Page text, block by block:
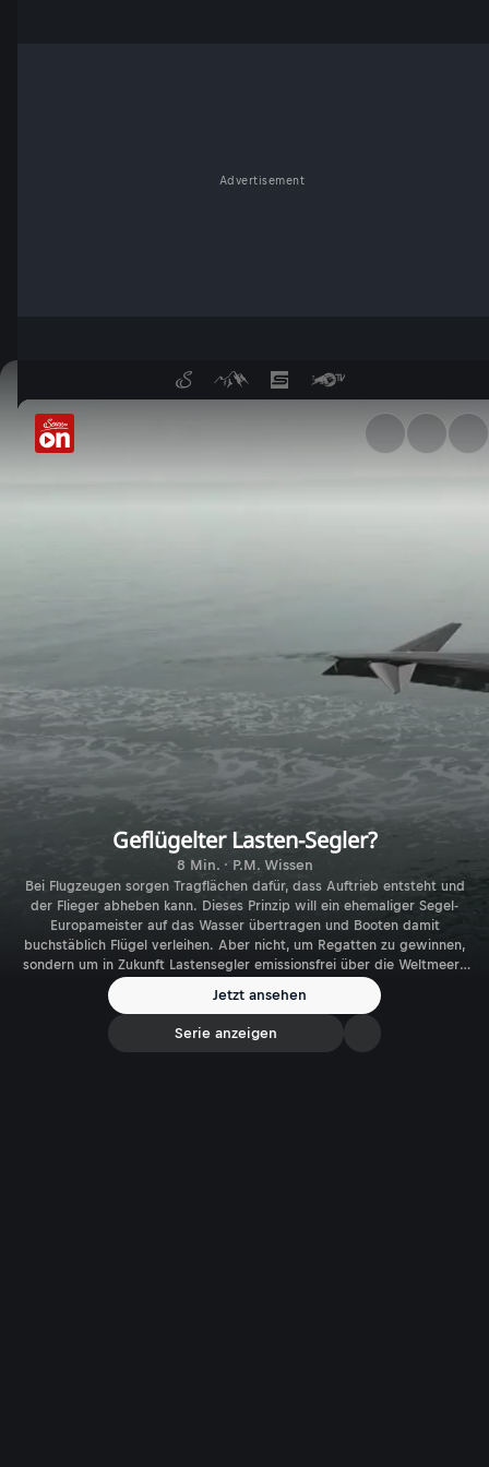
Advertisement
Geflügelter Lasten-Segler? -
Geflügelter Lasten-Segler?
8 Min. · P.M. Wissen
Bei Flugzeugen sorgen Tragflächen dafür, dass Auftrieb entsteht und
der Flieger abheben kann. Dieses Prinzip will ein ehemaliger Segel-
Europameister auf das Wasser übertragen und Booten damit
buchstäblich Flügel verleihen. Aber nicht, um Regatten zu gewinnen,
sondern um in Zukunft Lastensegler emissionsfrei über die Weltmeere
Jetzt ansehen
Serie anzeigen